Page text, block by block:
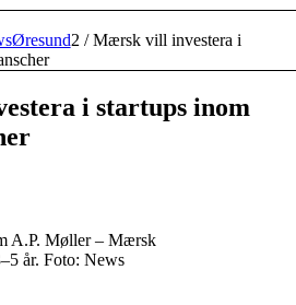
2 / Mærsk vill investera i
i startups inom
A.P. Møller – Mærsk
år. Foto: News